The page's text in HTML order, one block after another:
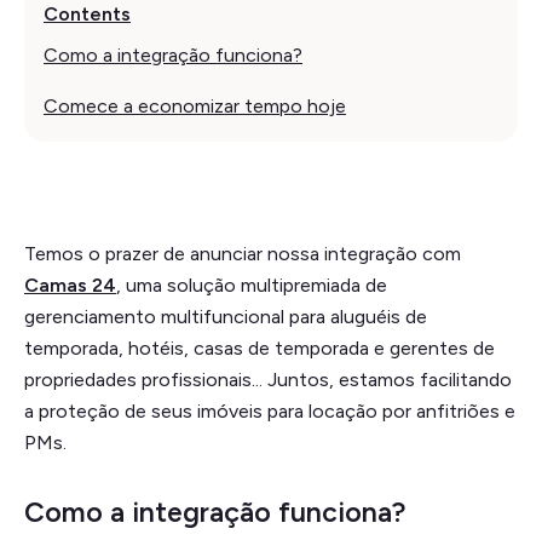
Contents
Como a integração funciona?
Comece a economizar tempo hoje
Temos o prazer de anunciar nossa integração com
Camas 24 , uma solução multipremiada de
gerenciamento multifuncional para aluguéis de
temporada, hotéis, casas de temporada e gerentes de
propriedades profissionais... Juntos, estamos facilitando
a proteção de seus imóveis para locação por anfitriões e
PMs.
Como a integração funciona?